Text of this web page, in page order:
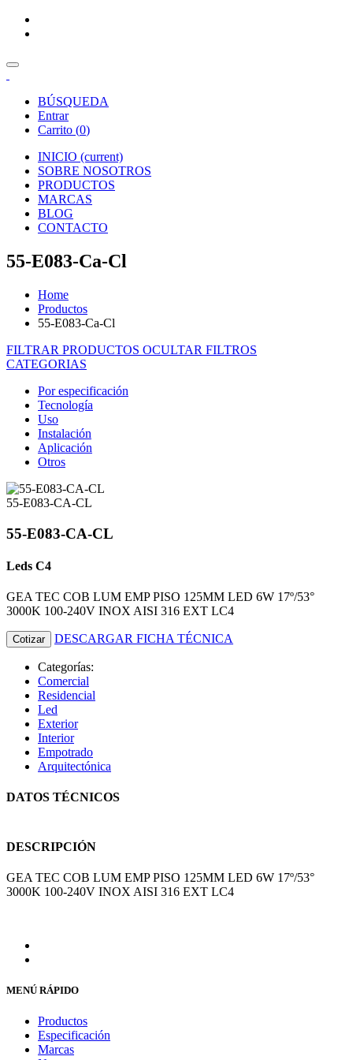
BÚSQUEDA
Entrar
Carrito (0)
INICIO (current)
SOBRE NOSOTROS
PRODUCTOS
MARCAS
BLOG
CONTACTO
55-E083-Ca-Cl
Home
Productos
55-E083-Ca-Cl
FILTRAR PRODUCTOS OCULTAR FILTROS
CATEGORIAS
Por especificación
Tecnología
Uso
Instalación
Aplicación
Otros
55-E083-CA-CL
55-E083-CA-CL
Leds C4
GEA TEC COB LUM EMP PISO 125MM LED 6W 17º/53°
3000K 100-240V INOX AISI 316 EXT LC4
Cotizar DESCARGAR FICHA TÉCNICA
Categorías:
Comercial
Residencial
Led
Exterior
Interior
Empotrado
Arquitectónica
DATOS TÉCNICOS
DESCRIPCIÓN
GEA TEC COB LUM EMP PISO 125MM LED 6W 17º/53°
3000K 100-240V INOX AISI 316 EXT LC4
MENÚ RÁPIDO
Productos
Especificación
Marcas